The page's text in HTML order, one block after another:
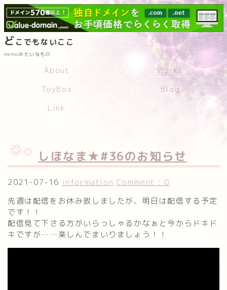
どこでもないここ
memoみたいなもの
About
Works
ToyBox
Blog
Link
しほなま★#36のお知らせ
2021-07-16 information Comment : 0
先週は配信をお休み致しましたが、明日は配信する予定
です！！
配信見て下さる方がいらっしゃるかなぁと今からドキド
キですが……楽しんでまいりましょう！！